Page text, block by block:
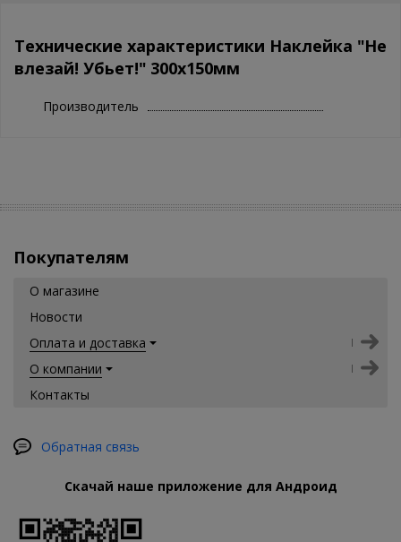
Технические характеристики Наклейка "Не
влезай! Убьет!" 300х150мм
Производитель
Покупателям
О магазине
Новости
Оплата и доставка
О компании
Контакты
Обратная связь
Скачай наше приложение для Андроид